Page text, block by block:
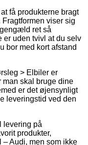
få produkterne bragt
viser sig
ret så
er uden tvivl at du selv
bor med kort afstand
> Elbiler er
man skal bruge dine
er det øjensynligt
leveringstid ved den
levering på
produkter,
Audi, men som ikke